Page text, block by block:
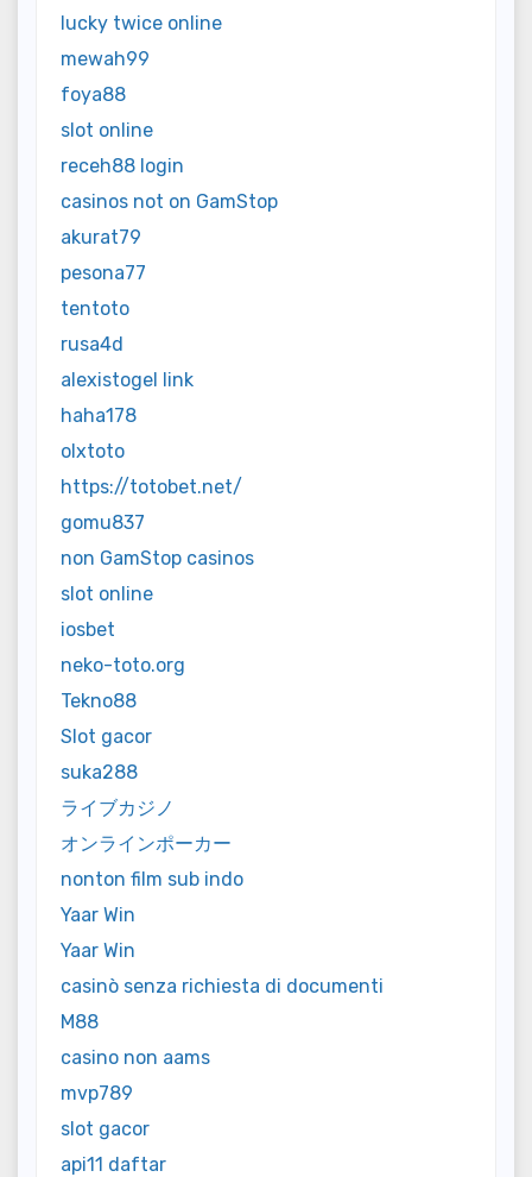
lucky twice online
mewah99
foya88
slot online
receh88 login
casinos not on GamStop
akurat79
pesona77
tentoto
rusa4d
alexistogel link
haha178
olxtoto
https://totobet.net/
gomu837
non GamStop casinos
slot online
iosbet
neko-toto.org
Tekno88
Slot gacor
suka288
ライブカジノ
オンラインポーカー
nonton film sub indo
Yaar Win
Yaar Win
casinò senza richiesta di documenti
M88
casino non aams
mvp789
slot gacor
api11 daftar